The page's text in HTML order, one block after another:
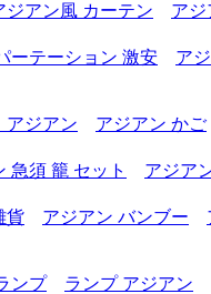
ジアン風 カーテン
アジ
ーテーション 激安 ア
アジアン
アジアン かご
急須 籠 セット
アジア
貨 アジアン バンブー
ンプ
ランプ アジアン